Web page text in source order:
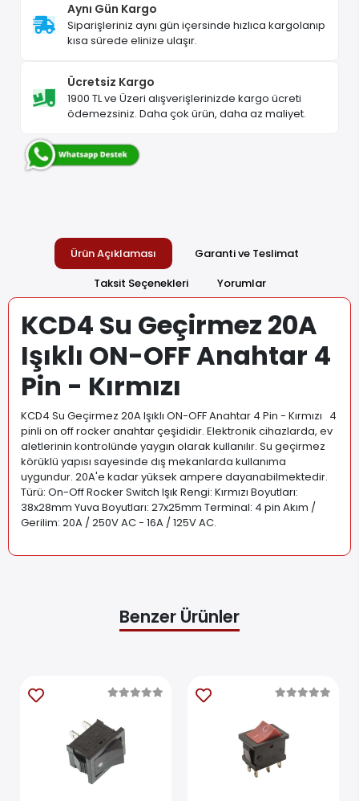
Aynı Gün Kargo
Siparişleriniz aynı gün içersinde hızlıca kargolanıp
kısa sürede elinize ulaşır.
Ücretsiz Kargo
1900 TL ve Üzeri alışverişlerinizde kargo ücreti
ödemezsiniz. Daha çok ürün, daha az maliyet.
Ürün Açıklaması
Garanti ve Teslimat
Taksit Seçenekleri
Yorumlar
KCD4 Su Geçirmez 20A
Işıklı ON-OFF Anahtar 4
Pin - Kırmızı
KCD4 Su Geçirmez 20A Işıklı ON-OFF Anahtar 4 Pin - Kırmızı 4
pinli on off rocker anahtar çeşididir. Elektronik cihazlarda, ev
aletlerinin kontrolünde yaygın olarak kullanılır. Su geçirmez
körüklü yapısı sayesinde dış mekanlarda kullanıma
uygundur. 20A'e kadar yüksek ampere dayanabilmektedir.
Türü: On-Off Rocker Switch Işık Rengi: Kırmızı Boyutları:
38x28mm Yuva Boyutları: 27x25mm Terminal: 4 pin Akım /
Gerilim: 20A / 250V AC - 16A / 125V AC.
Benzer Ürünler